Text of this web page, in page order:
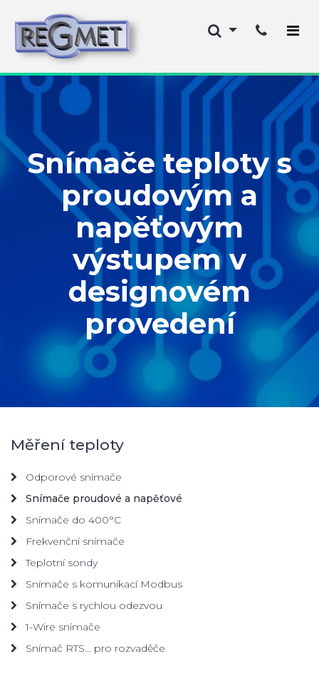
Snímače teploty s
proudovým a
napěťovým
výstupem v
designovém
provedení
Měření teploty
Odporové snímače
Snímače proudové a napěťové
Snímače do 400°C
Frekvenční snímače
Teplotní sondy
Snímače s komunikací Modbus
Snímače s rychlou odezvou
1-Wire snímače
Snímač RTS... pro rozvaděče